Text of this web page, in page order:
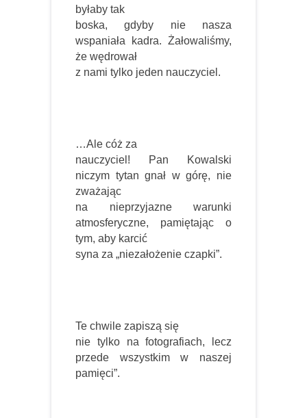
byłaby tak
boska, gdyby nie nasza
wspaniała kadra. Żałowaliśmy,
że wędrował
z nami tylko jeden nauczyciel.
…Ale cóż za
nauczyciel! Pan Kowalski
niczym tytan gnał w górę, nie
zważając
na nieprzyjazne warunki
atmosferyczne, pamiętając o
tym, aby karcić
syna za „niezałożenie czapki”.
Te chwile zapiszą się
nie tylko na fotografiach, lecz
przede wszystkim w naszej
pamięci”.